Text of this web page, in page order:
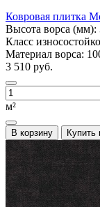
Ковровая плитка
Высота ворса (мм):
Класс
Материал ворса:
3 510 руб.
м²
В корзину Купить